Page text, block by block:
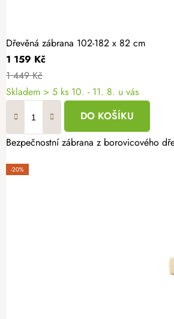
Dřevěná zábrana 102-182 x 82 cm
1 159 Kč
1 449 Kč
Skladem > 5 ks 10. - 11. 8. u vás
DO KOŠÍKU
Bezpečnostní zábrana z borovicového
-20%